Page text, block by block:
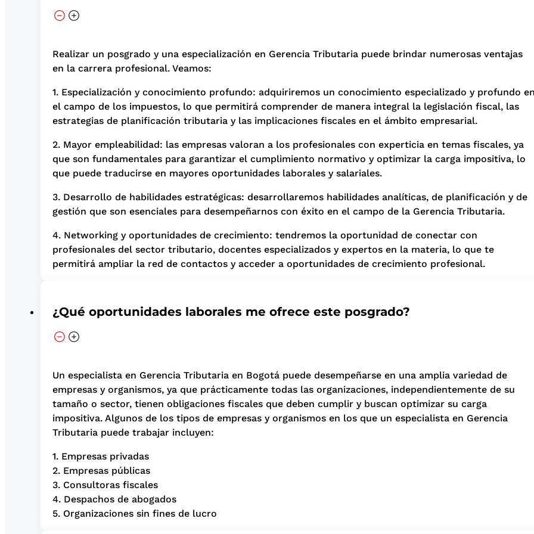
Realizar un posgrado y una especialización en Gerencia Tributaria puede brindar numerosas ventajas
en la carrera profesional. Veamos:
1. Especialización y conocimiento profundo: adquiriremos un conocimiento especializado y profundo
el campo de los impuestos, lo que permitirá comprender de manera integral la legislación fiscal, las
estrategias de planificación tributaria y las implicaciones fiscales en el ámbito empresarial.
2. Mayor empleabilidad: las empresas valoran a los profesionales con experticia en temas fiscales, ya
que son fundamentales para garantizar el cumplimiento normativo y optimizar la carga impositiva, lo
que puede traducirse en mayores oportunidades laborales y salariales.
3. Desarrollo de habilidades estratégicas: desarrollaremos habilidades analíticas, de planificación y de
gestión que son esenciales para desempeñarnos con éxito en el campo de la Gerencia Tributaria.
4. Networking y oportunidades de crecimiento: tendremos la oportunidad de conectar con
profesionales del sector tributario, docentes especializados y expertos en la materia, lo que te
permitirá ampliar la red de contactos y acceder a oportunidades de crecimiento profesional.
¿Qué oportunidades laborales me ofrece este posgrado?
Un especialista en Gerencia Tributaria en Bogotá puede desempeñarse en una amplia variedad de
empresas y organismos, ya que prácticamente todas las organizaciones, independientemente de su
tamaño o sector, tienen obligaciones fiscales que deben cumplir y buscan optimizar su carga
impositiva. Algunos de los tipos de empresas y organismos en los que un especialista en Gerencia
Tributaria puede trabajar incluyen:
1. Empresas privadas
2. Empresas públicas
3. Consultoras fiscales
4. Despachos de abogados
5. Organizaciones sin fines de lucro